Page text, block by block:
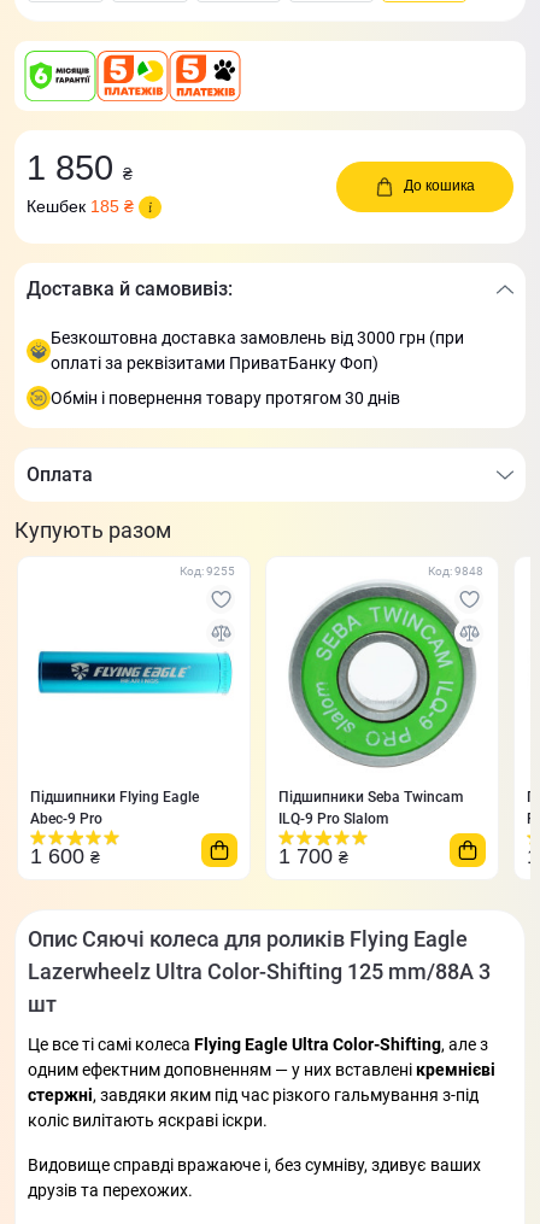
1 850 ₴
Кешбек 185 ₴
До кошика
Доставка й самовивіз:
Безкоштовна доставка замовлень від 3000 грн (при
оплаті за реквізитами ПриватБанку Фоп)
Обмін і повернення товару протягом 30 днів
Оплата
Купують разом
Код: 9255
Підшипники Flying Eagle
Abec-9 Pro
1 600 ₴
Код: 9848
Підшипники Seba Twincam
ILQ-9 Pro Slalom
1 700 ₴
Опис Сяючі колеса для роликів Flying Eagle
Lazerwheelz Ultra Color-Shifting 125 mm/88A 3
шт
Це все ті самі колеса Flying Eagle Ultra Color-Shifting, але з
одним ефектним доповненням — у них вставленікремнієві
стержні, завдяки яким під час різкого гальмування з-під
коліс вилітають яскраві іскри.
Видовище справді вражаюче і, без сумніву, здивує ваших
друзів та перехожих.